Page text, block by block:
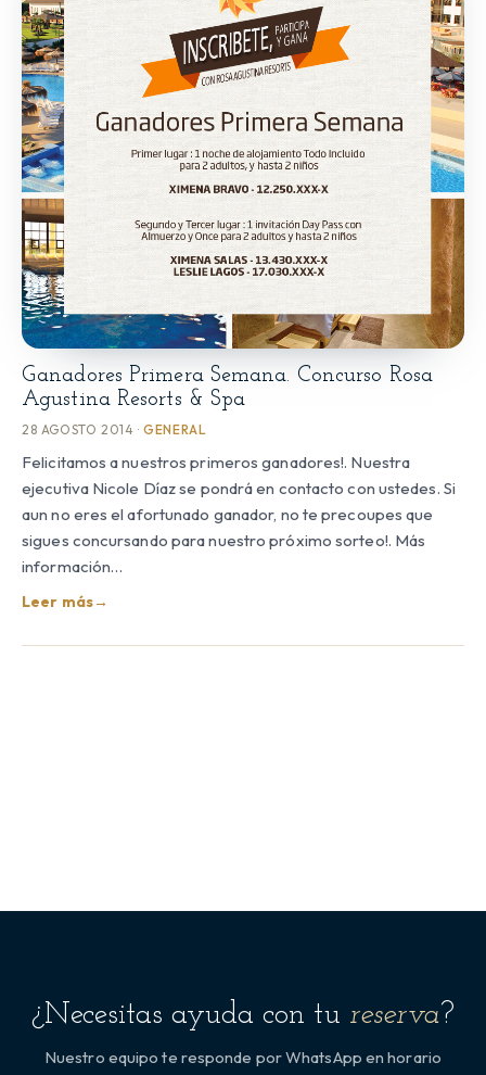
Ganadores Primera Semana. Concurso Rosa
Agustina Resorts & Spa
28 AGOSTO 2014 ·GENERAL
Felicitamos a nuestros primeros ganadores!. Nuestra
ejecutiva Nicole Díaz se pondrá en contacto con ustedes. Si
aun no eres el afortunado ganador, no te precoupes que
sigues concursando para nuestro próximo sorteo!. Más
información…
Leer más→
¿Necesitas ayuda con tu reserva?
Nuestro equipo te responde por WhatsApp en horario